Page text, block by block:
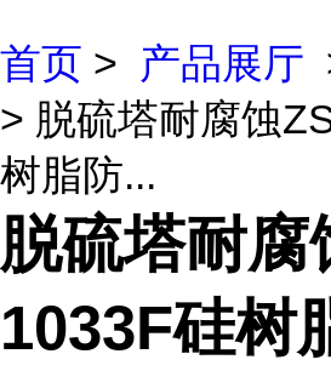
首页 > 产品展厅
> 脱硫塔耐腐蚀
树脂防...
脱硫塔耐腐
1033F硅树